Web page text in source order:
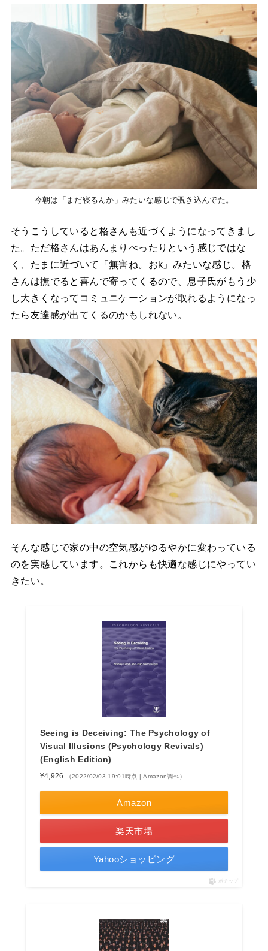
今朝は「まだ寝るんか」みたいな感じで覗き込んでた。
そうこうしていると格さんも近づくようになってきまし
た。ただ格さんはあんまりべったりという感じではな
く、たまに近づいて「無害ね。おk」みたいな感じ。格
さんは撫でると喜んで寄ってくるので、息子氏がもう少
し大きくなってコミュニケーションが取れるようになっ
たら友達感が出てくるのかもしれない。
そんな感じで家の中の空気感がゆるやかに変わっている
のを実感しています。これからも快適な感じにやってい
きたい。
Seeing is Deceiving: The Psychology of
Visual Illusions (Psychology Revivals)
(English Edition)
¥4,926 （2022/02/03 19:01時点 | Amazon調べ）
Amazon
楽天市場
Yahooショッピング
ポチップ